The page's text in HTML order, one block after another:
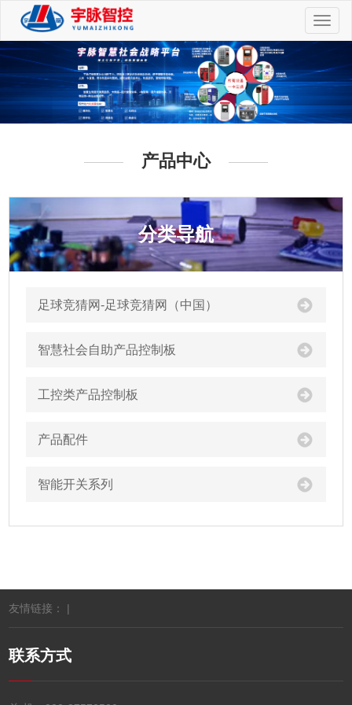
切
换
航
产品中心
分类导航
足球竞猜网-足球竞猜网（中国）
智慧社会自助产品控制板
工控类产品控制板
产品配件
智能开关系列
友情链接： |
联系方式